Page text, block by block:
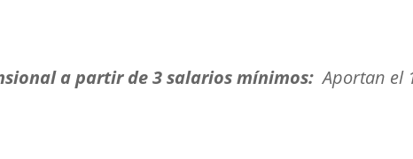
a partir de 3 salarios mínimos: Aportan el